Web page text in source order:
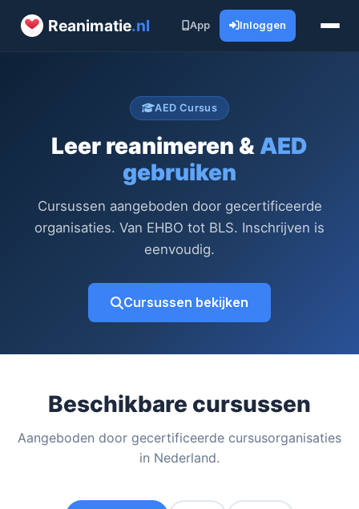
Reanimatie.nl App Inloggen
AED Cursus
Leer reanimeren &AED
gebruiken
Cursussen aangeboden door gecertificeerde
organisaties. Van EHBO tot BLS. Inschrijven is
eenvoudig.
Cursussen bekijken
Beschikbare cursussen
Aangeboden door gecertificeerde cursusorganisaties
in Nederland.